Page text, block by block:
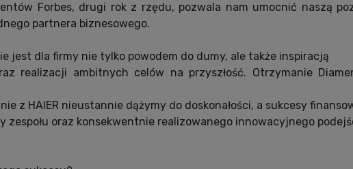
Forbes, drugi rok z rzędu, pozwala nam umocnić naszą
partnera biznesowego.
jest dla firmy nie tylko powodem do dumy, ale także inspiracją
realizacji ambitnych celów na przyszłość. Otrzymanie
z HAIER nieustannie dążymy do doskonałości, a sukcesy
zespołu oraz konsekwentnie realizowanego innowacyjnego